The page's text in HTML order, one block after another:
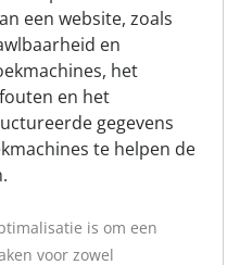
een website, zoals
en
het
en het
gegevens
te helpen de
is om een
voor zowel